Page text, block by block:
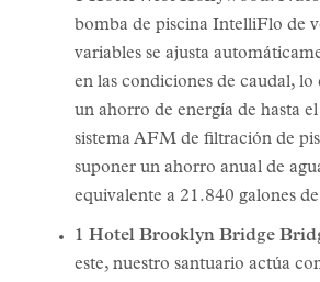
bomba de piscina IntelliFlo de
variables se ajusta
en las condiciones de caudal, lo
un ahorro de energía de hasta
sistema AFM de filtración de
suponer un ahorro anual de
equivalente a 21.840 galones
1 Hotel Brooklyn Bridge
este, nuestro santuario actúa